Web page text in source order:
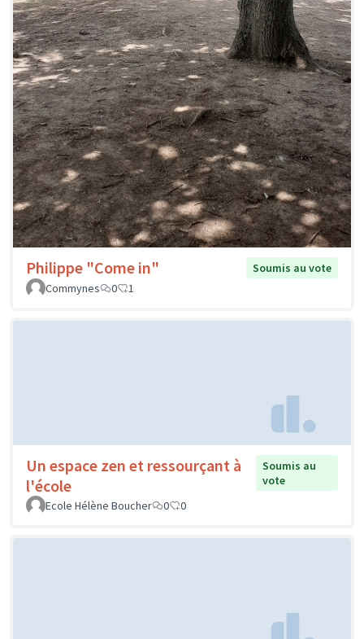
Philippe "Come in"
Soumis au vote
Commynes
0 1
Un espace zen et ressourçant à
l'école
Soumis au
vote
Ecole Hélène Boucher
0 0